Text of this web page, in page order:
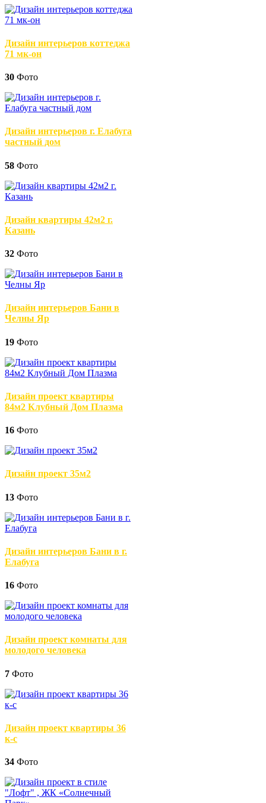
Дизайн интерьеров коттеджа
71 мк-он
30 Фото
Дизайн интерьеров г. Елабуга
частный дом
58 Фото
Дизайн квартиры 42м2 г.
Казань
32 Фото
Дизайн интерьеров Бани в
Челны Яр
19 Фото
Дизайн проект квартиры
84м2 Клубный Дом Плазма
16 Фото
Дизайн проект 35м2
13 Фото
Дизайн интерьеров Бани в г.
Елабуга
16 Фото
Дизайн проект комнаты для
молодого человека
7 Фото
Дизайн проект квартиры 36
к-с
34 Фото